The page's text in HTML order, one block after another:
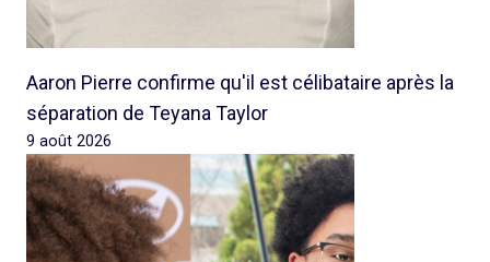
Aaron Pierre confirme qu'il est célibataire après la
séparation de Teyana Taylor
9 août 2026